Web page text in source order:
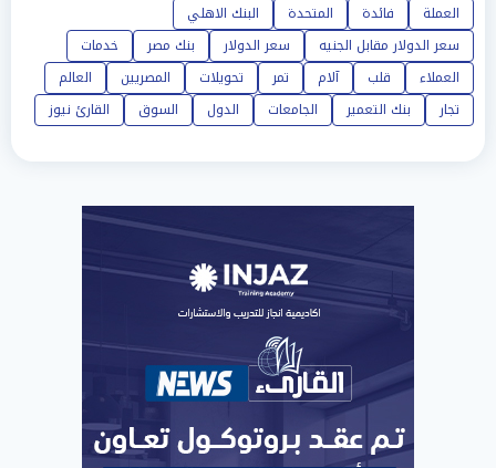
العملة
فائدة المتحدة
البنك الاهلي
سعر الدولار مقابل الجنيه
سعر الدولار بنك مصر
خدمات
العملاء
قلب آلام تمر تحويلات المصريين
العالم
تجار
بنك التعمير الجامعات الدول السوق القارئ نيوز